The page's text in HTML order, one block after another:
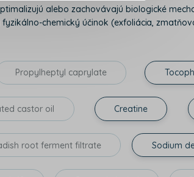
alebo zachovávajú biologické
chemický účinok (exfoliácia,
Propylheptyl caprylate
castor oil Creatine
root ferment filtrate Sodium